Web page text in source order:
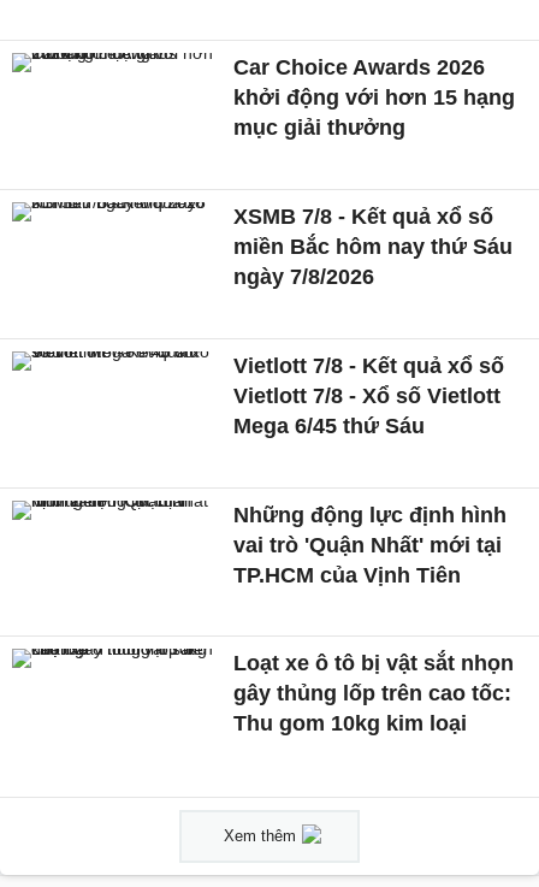
Car Choice Awards 2026
khởi động với hơn 15 hạng
mục giải thưởng
XSMB 7/8 - Kết quả xổ số
miền Bắc hôm nay thứ Sáu
ngày 7/8/2026
Vietlott 7/8 - Kết quả xổ số
Vietlott 7/8 - Xổ số Vietlott
Mega 6/45 thứ Sáu
Những động lực định hình
vai trò 'Quận Nhất' mới tại
TP.HCM của Vịnh Tiên
Loạt xe ô tô bị vật sắt nhọn
gây thủng lốp trên cao tốc:
Thu gom 10kg kim loại
Xem thêm